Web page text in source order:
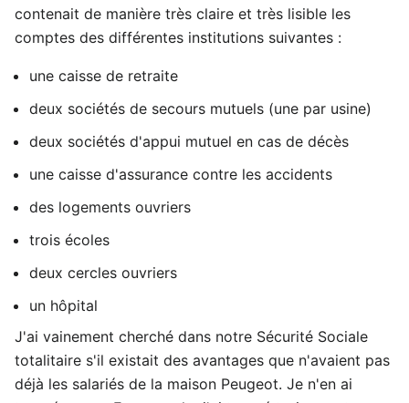
contenait de manière très claire et très lisible les
comptes des différentes institutions suivantes :
une caisse de retraite
deux sociétés de secours mutuels (une par usine)
deux sociétés d'appui mutuel en cas de décès
une caisse d'assurance contre les accidents
des logements ouvriers
trois écoles
deux cercles ouvriers
un hôpital
J'ai vainement cherché dans notre Sécurité Sociale
totalitaire s'il existait des avantages que n'avaient pas
déjà les salariés de la maison Peugeot. Je n'en ai